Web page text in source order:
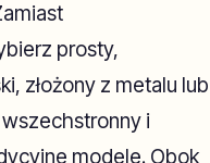
prosty,
złożony z metalu lub
i
modele. Obok